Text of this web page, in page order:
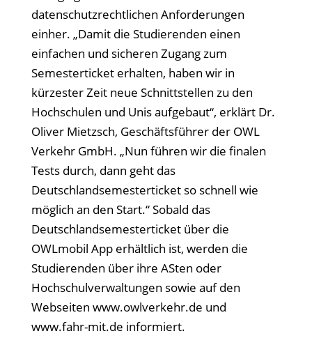
datenschutzrechtlichen Anforderungen
einher. „Damit die Studierenden einen
einfachen und sicheren Zugang zum
Semesterticket erhalten, haben wir in
kürzester Zeit neue Schnittstellen zu den
Hochschulen und Unis aufgebaut“, erklärt Dr.
Oliver Mietzsch, Geschäftsführer der OWL
Verkehr GmbH. „Nun führen wir die finalen
Tests durch, dann geht das
Deutschlandsemesterticket so schnell wie
möglich an den Start.“ Sobald das
Deutschlandsemesterticket über die
OWLmobil App erhältlich ist, werden die
Studierenden über ihre ASten oder
Hochschulverwaltungen sowie auf den
Webseiten www.owlverkehr.de und
www.fahr-mit.de informiert.